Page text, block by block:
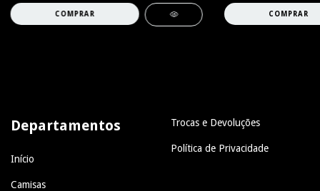
COMPRAR COMPRAR
Departamentos
Início
Camisas
Trocas e Devoluções
Política de Privacidade